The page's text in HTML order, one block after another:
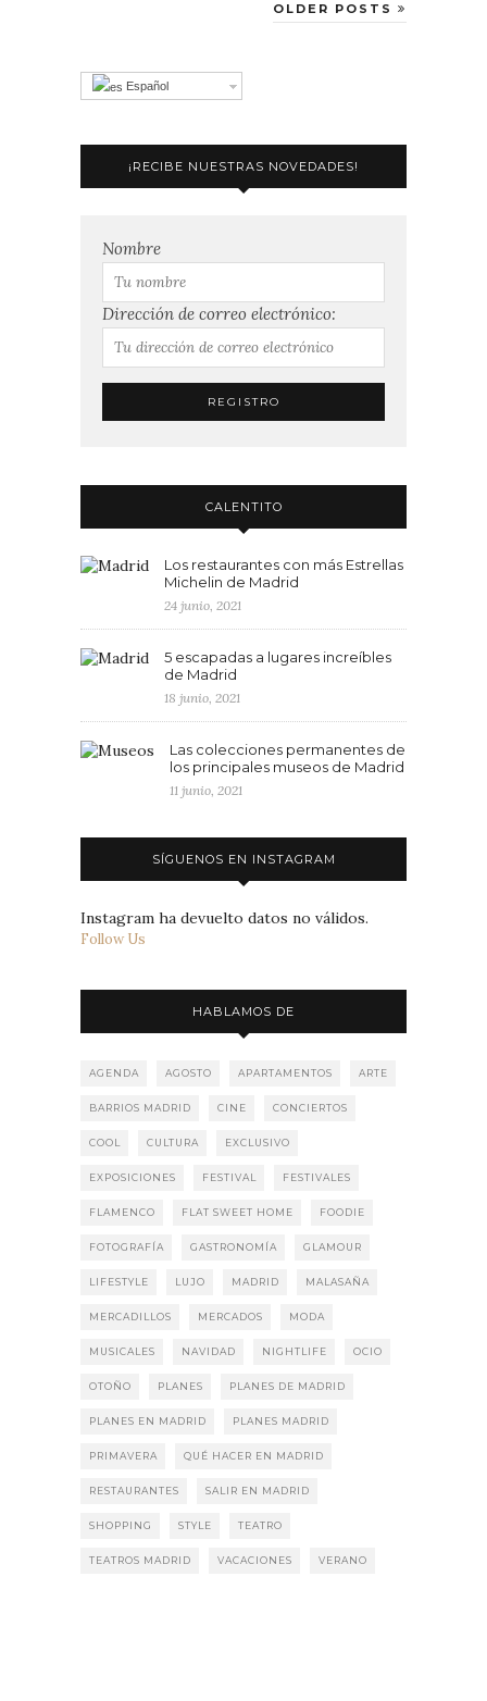
OLDER POSTS
Español
¡RECIBE NUESTRAS NOVEDADES!
Nombre
Dirección de correo electrónico:
CALENTITO
Los restaurantes con más Estrellas
Michelin de Madrid
24 junio, 2021
5 escapadas a lugares increíbles
de Madrid
18 junio, 2021
Las colecciones permanentes de
los principales museos de Madrid
11 junio, 2021
SÍGUENOS EN INSTAGRAM
Instagram ha devuelto datos no válidos.
Follow Us
HABLAMOS DE
AGENDA AGOSTO APARTAMENTOS ARTE
BARRIOS MADRID CINE CONCIERTOS
COOL CULTURA EXCLUSIVO
EXPOSICIONES FESTIVAL FESTIVALES
FLAMENCO FLAT SWEET HOME FOODIE
FOTOGRAFÍA GASTRONOMÍA GLAMOUR
LIFESTYLE LUJO MADRID MALASAÑA
MERCADILLOS MERCADOS MODA
MUSICALES NAVIDAD NIGHTLIFE OCIO
OTOÑO PLANES PLANES DE MADRID
PLANES EN MADRID PLANES MADRID
PRIMAVERA QUÉ HACER EN MADRID
RESTAURANTES SALIR EN MADRID
SHOPPING STYLE TEATRO
TEATROS MADRID VACACIONES VERANO